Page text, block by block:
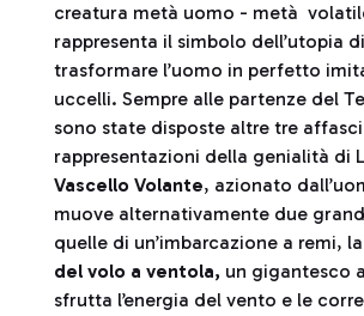
creatura metà uomo - metà
rappresenta il simbolo dell’utopia
trasformare l’uomo in perfetto
uccelli. Sempre alle partenze del
sono state disposte altre tre
rappresentazioni della genialità di
Vascello Volante, azionato
muove alternativamente due
quelle di un’imbarcazione a remi, la
del volo a ventola, un gigantesco
sfrutta l’energia del vento e le